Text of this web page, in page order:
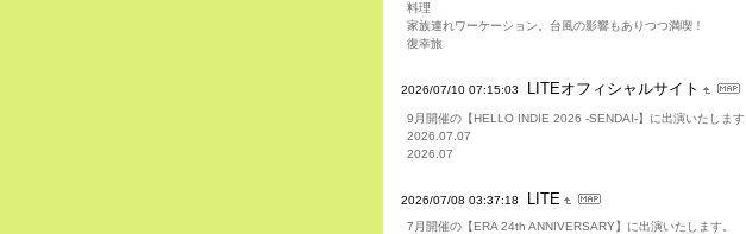
料理
家族連れワーケーション。台風の影響もありつつ満喫！
復幸旅
2026/07/10 07:15:03 LITEオフィシャルサイト
9月開催の【HELLO INDIE 2026 -SENDAI-】に出演いたします
2026.07.07
2026.07
2026/07/08 03:37:18 LITE
7月開催の【ERA 24th ANNIVERSARY】に出演いたします。